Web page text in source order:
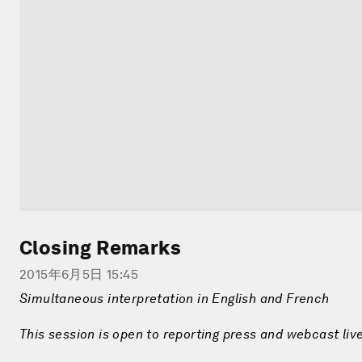
Closing Remarks
2015年6月5日 15:45
Simultaneous interpretation in English and French
This session is open to reporting press and webcast